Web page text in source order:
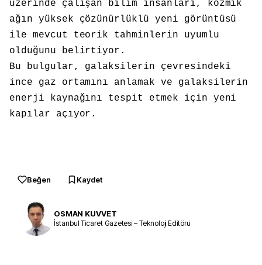
üzerinde çalışan bilim insanları, kozmik
ağın yüksek çözünürlüklü yeni görüntüsü
ile mevcut teorik tahminlerin uyumlu
olduğunu belirtiyor.
Bu bulgular, galaksilerin çevresindeki
ince gaz ortamını anlamak ve galaksilerin
enerji kaynağını tespit etmek için yeni
kapılar açıyor.
Beğen Kaydet
OSMAN KUVVET
İstanbul Ticaret Gazetesi – Teknoloji Editörü